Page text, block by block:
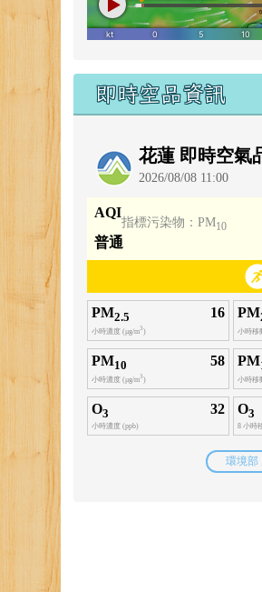
即時空品資訊